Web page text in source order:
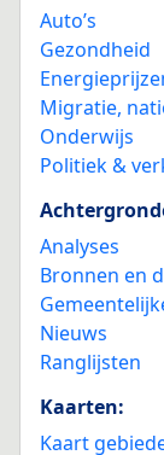
Auto’s
Gezondheid
Migratie,
Onderwijs
Politiek &
Analyses
Bronnen en
Nieuws
Ranglijsten
Kaarten:
Kaart